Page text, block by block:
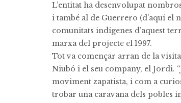
L’entitat ha desenvolupat
i també al de Guerrero (d’aquí el
comunitats indígenes d’aquest
marxa del projecte el 1997.
Tot va començar arran de la
Niubó i el seu company, el Jordi.
moviment zapatista, i com a
trobar una caravana dels pobles